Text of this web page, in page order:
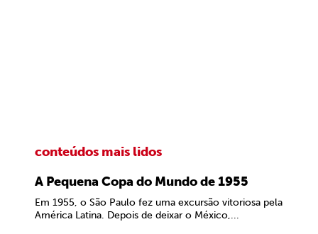
conteúdos mais lidos
A Pequena Copa do Mundo de 1955
Em 1955, o São Paulo fez uma excursão vitoriosa pela
América Latina. Depois de deixar o México,...